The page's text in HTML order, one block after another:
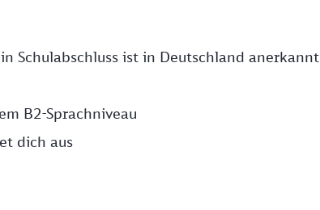
Schulabschluss ist in Deutschland anerkannt
B2-Sprachniveau
dich aus